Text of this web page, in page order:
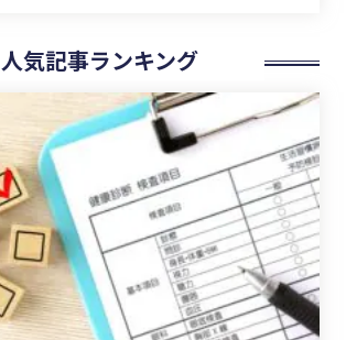
人気記事ランキング